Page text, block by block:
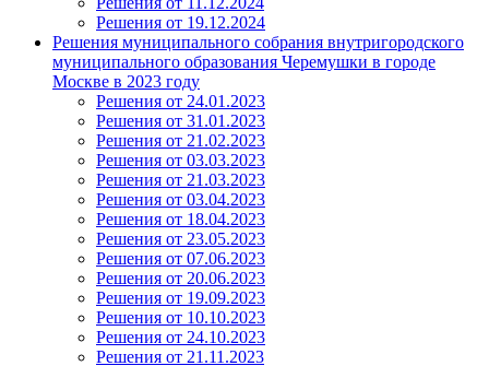
Решения от 19.12.2024
Решения муниципального собрания внутригородского
муниципального образования Черемушки в городе
Москве в 2023 году
Решения от 24.01.2023
Решения от 31.01.2023
Решения от 21.02.2023
Решения от 03.03.2023
Решения от 21.03.2023
Решения от 03.04.2023
Решения от 18.04.2023
Решения от 23.05.2023
Решения от 07.06.2023
Решения от 20.06.2023
Решения от 19.09.2023
Решения от 10.10.2023
Решения от 24.10.2023
Решения от 21.11.2023